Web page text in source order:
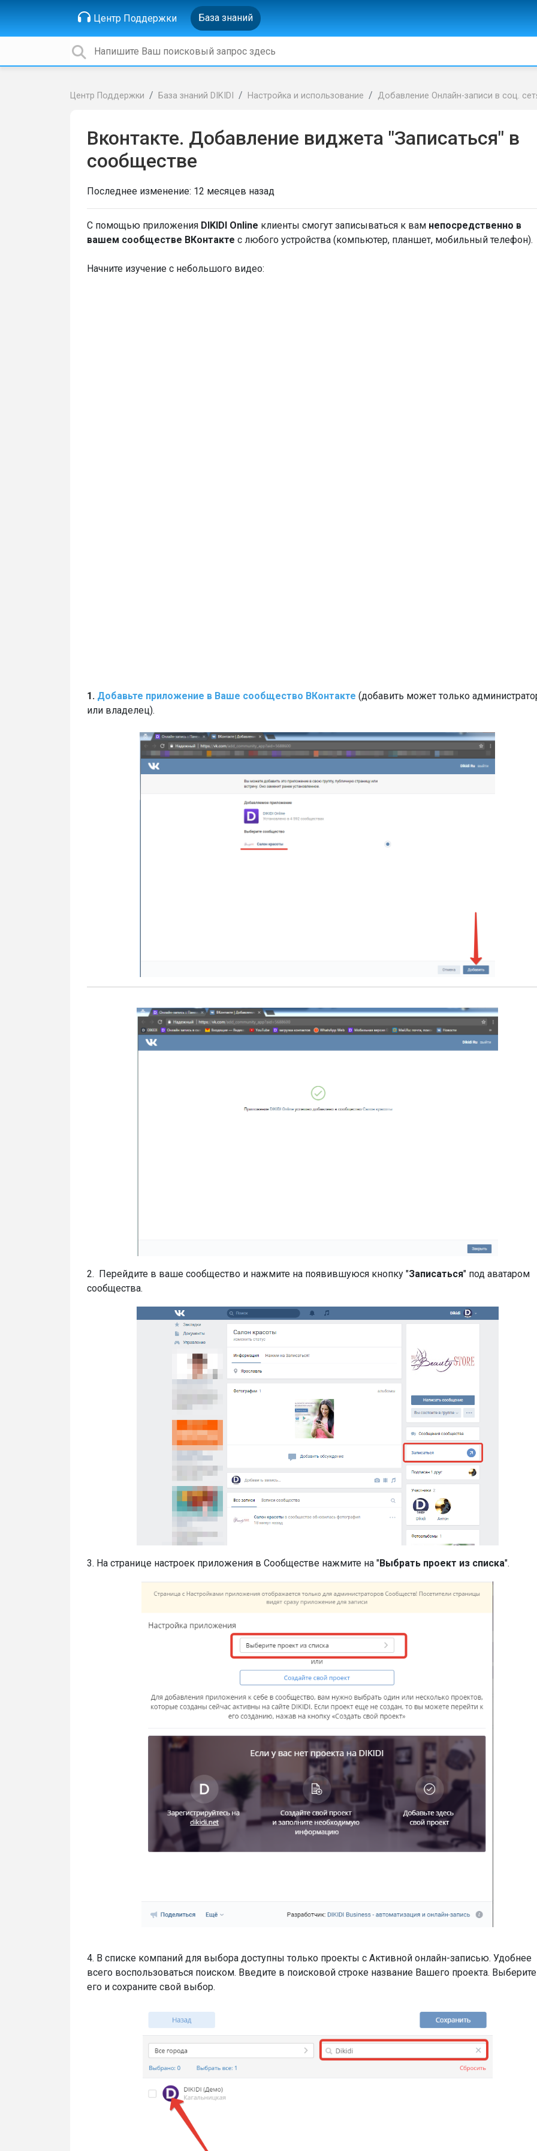
Центр Поддержки База знаний
Центр Поддержки База знаний DIKIDI Настройка и использование Добавление Онлайн-записи в соц.
Вконтакте. Добавление виджета "Записаться" в
сообществе
Последнее изменение: 12 месяцев назад
С помощью приложения DIKIDI Online клиенты смогут записываться к вам непосредственно в
вашем сообществе ВКонтакте с любого устройства (компьютер, планшет, мобильный телефон).
Начните изучение с небольшого видео:
1. Добавьте приложение в Ваше сообщество ВКонтакте (добавить может только
или владелец).
2. Перейдите в ваше сообщество и нажмите на появившуюся кнопку "Записаться" под аватаром
сообщества.
3. На странице настроек приложения в Сообществе нажмите на "Выбрать проект из списка".
4. В списке компаний для выбора доступны только проекты с Активной онлайн-записью. Удобнее
всего воспользоваться поиском. Введите в поисковой строке название Вашего проекта. Выберите
его и сохраните свой выбор.